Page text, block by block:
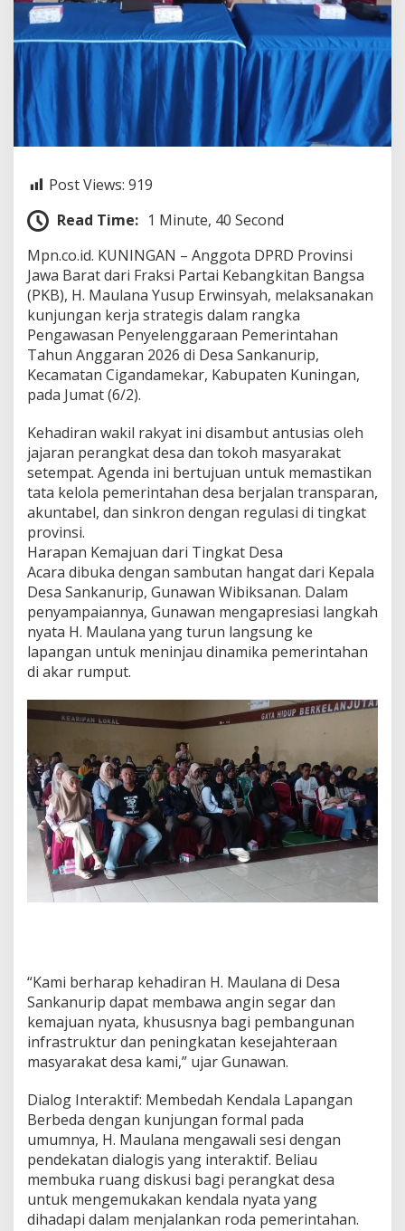
D
s
a
H
.
M
a
a
u
s
p
E
r
w
i
n
s
a
h
(
F
-
P
B
S
e
r
a
p
A
r
i
d
i
S
a
n
k
a
n
Post Views: 919
Read Time: 1 Minute, 40 Second
Mpn.co.id. KUNINGAN – Anggota DPRD Provinsi
Jawa Barat dari Fraksi Partai Kebangkitan Bangsa
(PKB), H. Maulana Yusup Erwinsyah, melaksanakan
kunjungan kerja strategis dalam rangka
Pengawasan Penyelenggaraan Pemerintahan
Tahun Anggaran 2026 di Desa Sankanurip,
Kecamatan Cigandamekar, Kabupaten Kuningan,
pada Jumat (6/2).
Kehadiran wakil rakyat ini disambut antusias oleh
jajaran perangkat desa dan tokoh masyarakat
setempat. Agenda ini bertujuan untuk memastikan
tata kelola pemerintahan desa berjalan transparan,
akuntabel, dan sinkron dengan regulasi di tingkat
provinsi.
Harapan Kemajuan dari Tingkat Desa
Acara dibuka dengan sambutan hangat dari Kepala
Desa Sankanurip, Gunawan Wibiksanan. Dalam
penyampaiannya, Gunawan mengapresiasi langkah
nyata H. Maulana yang turun langsung ke
lapangan untuk meninjau dinamika pemerintahan
di akar rumput.
“Kami berharap kehadiran H. Maulana di Desa
Sankanurip dapat membawa angin segar dan
kemajuan nyata, khususnya bagi pembangunan
infrastruktur dan peningkatan kesejahteraan
masyarakat desa kami,” ujar Gunawan.
Dialog Interaktif: Membedah Kendala Lapangan
Berbeda dengan kunjungan formal pada
umumnya, H. Maulana mengawali sesi dengan
pendekatan dialogis yang interaktif. Beliau
membuka ruang diskusi bagi perangkat desa
untuk mengemukakan kendala nyata yang
dihadapi dalam menjalankan roda pemerintahan.